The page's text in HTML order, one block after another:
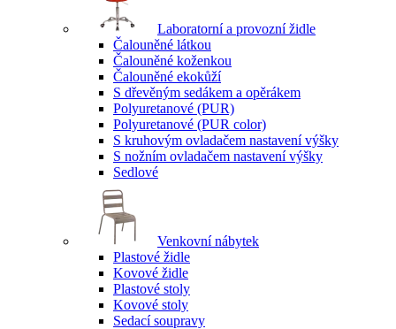
Laboratorní a provozní židle
Čalouněné látkou
Čalouněné koženkou
Čalouněné ekokůží
S dřevěným sedákem a opěrákem
Polyuretanové (PUR)
Polyuretanové (PUR color)
S kruhovým ovladačem nastavení výšky
S nožním ovladačem nastavení výšky
Sedlové
Venkovní nábytek
Plastové židle
Kovové židle
Plastové stoly
Kovové stoly
Sedací soupravy